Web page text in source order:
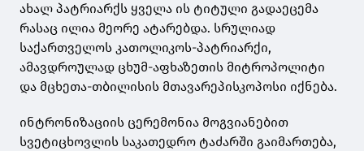
ახალ პატრიარქს ყველა ის ტიტული გადაეცემა
რასაც ილია მეორე ატარებდა. სრულიად
საქართველოს კათოლიკოს-პატრიარქი,
ამავდროულად ცხუმ-აფხაზეთის მიტროპოლიტი
და მცხეთა-თბილისის მთავარეპისკოპოსი იქნება.
ინტრონიზაციის ცერემონია მოგვიანებით
სვეტიცხოვლის საკათედრო ტაძარში გაიმართება,